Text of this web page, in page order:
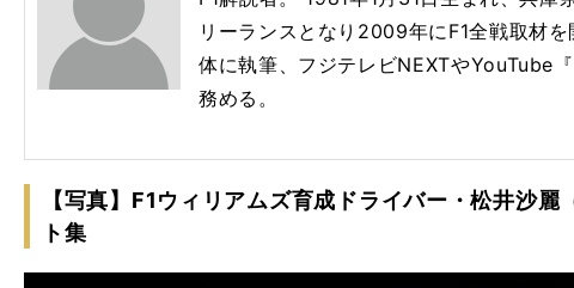
リーランスとなり2009年にF1全戦取材
体に執筆、フジテレビNEXTやYouTube
務める。
【写真】F1ウィリアムズ育成ドライバー・松井沙
ト集